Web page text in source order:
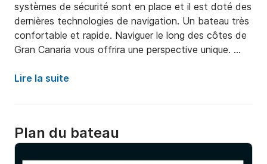
systèmes de sécurité sont en place et il est doté des
dernières technologies de navigation. Un bateau très
confortable et rapide. Naviguer le long des côtes de
Gran Canaria vous offrira une perspective unique.
ses nombreux restaurants.
Lire la suite
Plan du bateau